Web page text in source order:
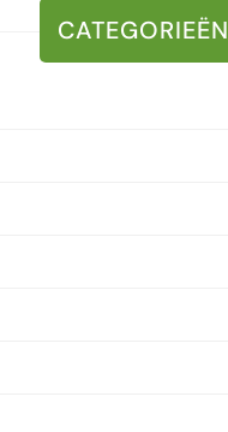
CATEGORIEËN